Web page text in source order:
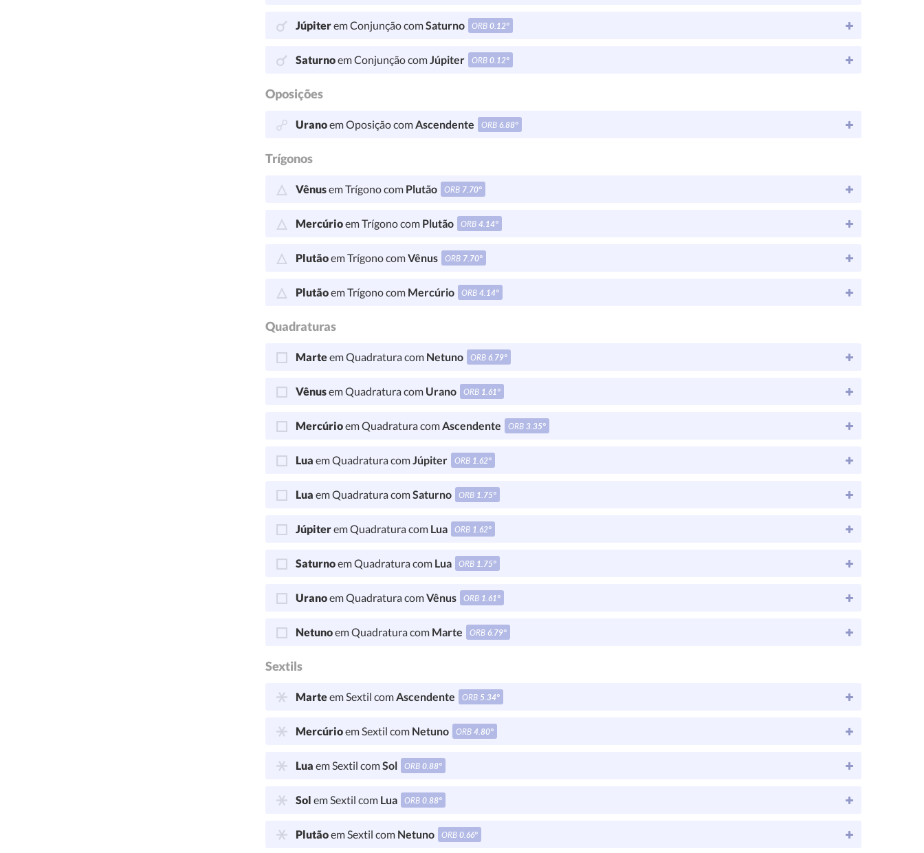
Júpiterem Conjunção comSaturno ORB0.12°
Saturnoem Conjunção comJúpiter ORB0.12°
Oposições
Uranoem Oposição comAscendente ORB6.88°
Trígonos
Vênusem Trígono com Plutão ORB 7.70°
Mercúrioem Trígono com Plutão ORB4.14°
Plutãoem Trígono comVênus ORB 7.70°
Plutãoem Trígono com Mercúrio ORB4.14°
Quadraturas
Marteem Quadratura com Netuno ORB6.79°
Vênusem Quadratura com Urano ORB 1.61°
Mercúrioem Quadratura comAscendente ORB3.35°
Lua em Quadratura comJúpiter ORB 1.62°
Lua em Quadratura comSaturno ORB 1.75°
Júpiterem Quadratura com Lua ORB 1.62°
Saturnoem Quadratura com Lua ORB 1.75°
Uranoem Quadratura comVênus ORB 1.61°
Netunoem Quadratura com Marte ORB6.79°
Sextils
Marteem Sextil comAscendente ORB 5.34°
Mercúrioem Sextil com Netuno ORB4.80°
Lua em Sextil comSol ORB0.88°
Sol em Sextil com Lua ORB0.88°
Plutãoem Sextil com Netuno ORB0.66°